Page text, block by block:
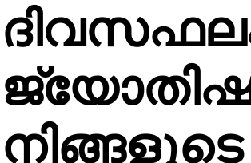
നിങ്ങളുടെ